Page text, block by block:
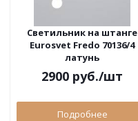
Светильник на штанге
Eurosvet Fredo 70136/4
латунь
2900 руб./шт
Подробнее